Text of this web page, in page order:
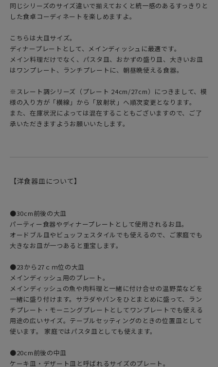
同じシリーズのサイズ違いで揃えておくと統一感のあるすっきりと
した食卓コーディネートを楽しめますよ。
こちらは大皿サイズ。
ディナープレートとして、メインディッシュに最適です。
メイン料理だけでなく、パスタ皿、おかずの盛り皿、大きいお皿
はワンプレート、ランチプレートに、朝昼晩使える食器。
※スレート調シリーズ（プレート 24cm/27cm）につきまして、模
様の入り方が「横線」から「放射状」へ順次変更となります。
また、在庫状況によっては混在することもございますので、ご了
承いただきますようお願いいたします。
【洋食器皿について】
●30cm前後の大皿
パーティー食器やディナープレートとして使用されるお皿。
オードブル皿やビュッフェスタイルでも使えるので、ご家庭でも
大きなお皿が一つあると重宝します。
●23から27ｃｍ位の大皿
メインディッシュ用のプレート。
メインディッシュの魚や肉料理と一緒に付け合せの温野菜などを
一緒に盛り付けます。サラダやパンをひとまとめに盛って、ラン
チプレート・モーニングプレートとしてワンプレートでも使える
用途の広いサイズ。テーブルセッティングのときの位置皿として
使います。 家庭ではパスタ皿としても使えます。
●20cm前後の中皿
ケーキ皿・デザート皿と呼ばれるサイズのプレート。